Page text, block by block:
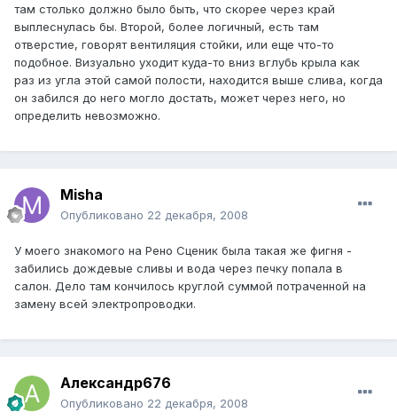
там столько должно было быть, что скорее через край
выплеснулась бы. Второй, более логичный, есть там
отверстие, говорят вентиляция стойки, или еще что-то
подобное. Визуально уходит куда-то вниз вглубь крыла как
раз из угла этой самой полости, находится выше слива, когда
он забился до него могло достать, может через него, но
определить невозможно.
Misha
Опубликовано 22 декабря, 2008
У моего знакомого на Рено Сценик была такая же фигня -
забились дождевые сливы и вода через печку попала в
салон. Дело там кончилось круглой суммой потраченной на
замену всей электропроводки.
Александр676
Опубликовано 22 декабря, 2008